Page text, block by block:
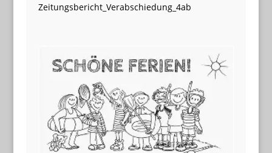
Zeitungsbericht_Verabschiedung_4ab